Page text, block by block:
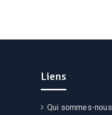
Liens
Qui sommes-nous